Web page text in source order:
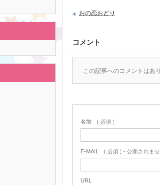
おの恋おどり
コメント
この記事へのコメントはあ
名前 ( 必須 )
E-MAIL ( 必須 ) - 公開されま
URL